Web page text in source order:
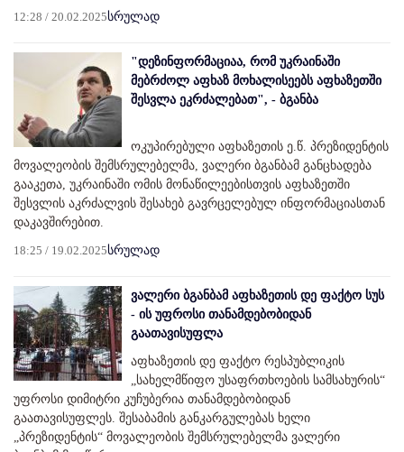
12:28 / 20.02.2025სრულად
"დეზინფორმაციაა, რომ უკრაინაში
მებრძოლ აფხაზ მოხალისეებს აფხაზეთში
შესვლა ეკრძალებათ", - ბგანბა
ოკუპირებული აფხაზეთის ე.წ. პრეზიდენტის
მოვალეობის შემსრულებელმა, ვალერი ბგანბამ განცხადება
გააკეთა, უკრაინაში ომის მონაწილეებისთვის აფხაზეთში
შესვლის აკრძალვის შესახებ გავრცელებულ ინფორმაციასთან
დაკავშირებით.
18:25 / 19.02.2025სრულად
ვალერი ბგანბამ აფხაზეთის დე ფაქტო სუს
- ის უფროსი თანამდებობიდან
გაათავისუფლა
აფხაზეთის დე ფაქტო რესპუბლიკის
„სახელმწიფო უსაფრთხოების სამსახურის“
უფროსი დიმიტრი კუჩუბერია თანამდებობიდან
გაათავისუფლეს. შესაბამის განკარგულებას ხელი
„პრეზიდენტის“ მოვალეობის შემსრულებელმა ვალერი